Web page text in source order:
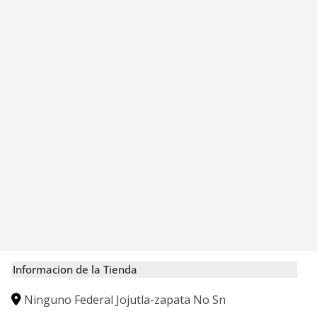
Informacion de la Tienda
Ninguno Federal Jojutla-zapata No Sn